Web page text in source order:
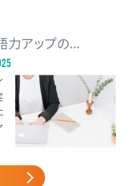
力アップの...